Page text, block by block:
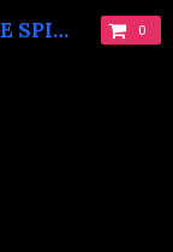
GRAND ET PUISSANT MAITRE SPIRITUEL MARABOUT VAUDOU KOKOUVI.TEL: +229 68619086. 0